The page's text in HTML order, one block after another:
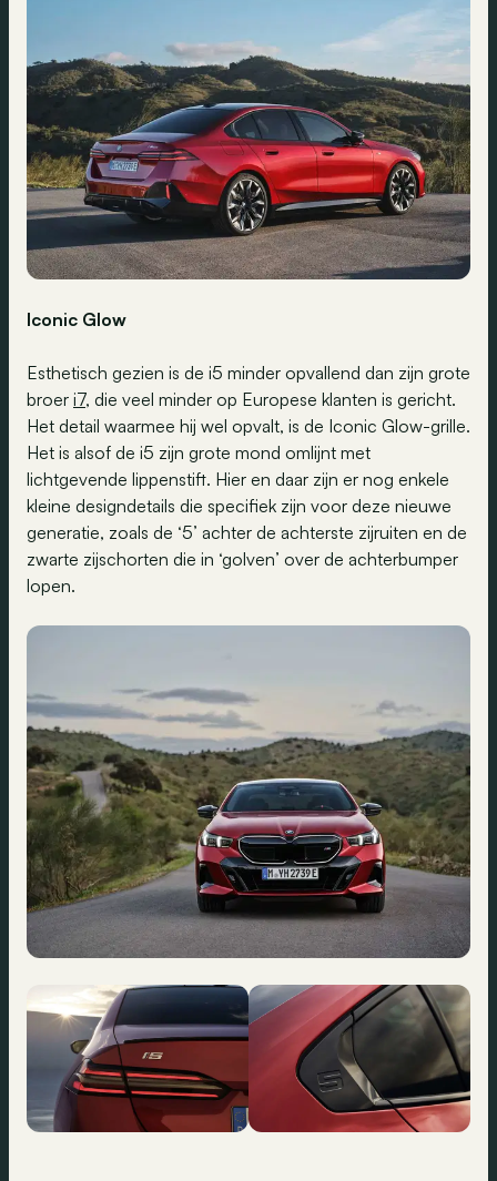
Iconic Glow
Esthetisch gezien is de i5 minder opvallend dan zijn grote
broer i7, die veel minder op Europese klanten is gericht.
Het detail waarmee hij wel opvalt, is de Iconic Glow-grille.
Het is alsof de i5 zijn grote mond omlijnt met
lichtgevende lippenstift. Hier en daar zijn er nog enkele
kleine designdetails die specifiek zijn voor deze nieuwe
generatie, zoals de ‘5’ achter de achterste zijruiten en de
zwarte zijschorten die in ‘golven’ over de achterbumper
lopen.